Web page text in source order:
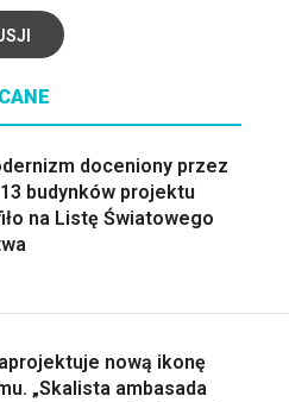
doceniony przez
13 budynków projektu
na Listę Światowego
nową ikonę
„Skalista ambasada